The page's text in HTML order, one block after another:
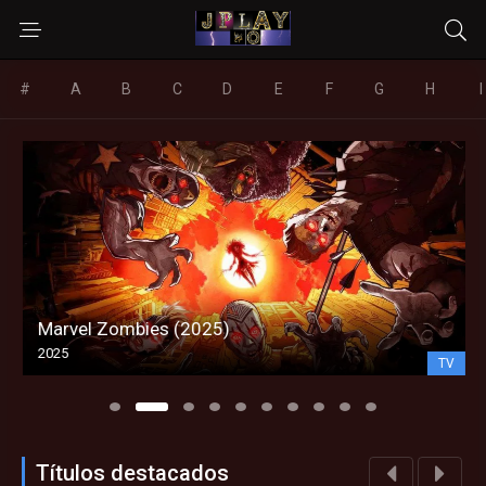
# A B C D E F G H
Marvel Zombies (2025)
2025
TV
Títulos destacados